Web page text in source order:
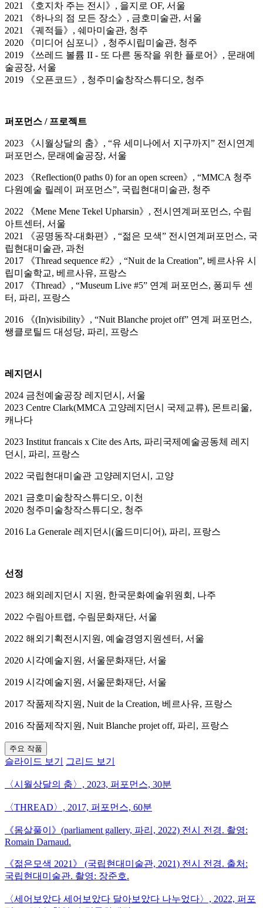
2021 《호지차 주는 전시》, 을지로 OF, 서울
2021 《하나의 점 모든 장소》, 금호미술관, 서울
2021 《궤적들》, 쉐마미술관, 청주
2020 《미디어 심포니》, 청주시립미술관, 청주
2019 《쓰레드 볼륨 II - 또 다른 동작을 위한 플로어》, 문래예
술공장, 서울
2019 《오픈코드》, 청주미술창작스튜디오, 청주
퍼포먼스 / 프로젝트
2023 《시월상달의 춤》, “유 세미나에서 지구까지” 전시연계
퍼포먼스, 문래예술공장, 서울
2023 《Reflection(0 paths 0) for an open screen》, “MMCA 청주
다원예술 릴레이 퍼포먼스”, 국립현대미술관, 청주
2022 《Mene Mene Tekel Upharsin》, 전시연계퍼포먼스, 수림
아트센터, 서울
2021 《공명동작-대화편》, “젊은 모색” 전시연계퍼포먼스, 국
립현대미술관, 과천
2017 《Thread sequence #2》, “Nuit de la Creation”, 베르사유 시
립미술학교, 베르사유, 프랑스
2017 《Thread》, “Museum Live #5” 연계 퍼포먼스, 퐁피두 센
터, 파리, 프랑스
2016 《(In)visibility》, “Nuit Blanche projet off” 연계 퍼포먼스,
쌩클로틸드 대성당, 파리, 프랑스
레지던시
2024 금천예술공장 레지던시, 서울
2023 Centre Clark(MMCA 고양레지던시 국제교류), 몬트리울,
캐나다
2023 Institut francais x Cite des Arts, 파리국제예술공동체 레지
던시, 파리, 프랑스
2022 국립현대미술관 고양레지던시, 고양
2021 금호미술창작스튜디오, 이천
2020 청주미술창작스튜디오, 청주
2016 La Generale 레지던시(올드미디어), 파리, 프랑스
선정
2023 해외레지던시 지원, 한국문화예술위원회, 나주
2022 수림아트랩, 수림문화재단, 서울
2022 해외기획전시지원, 예술경영지원센터, 서울
2020 시각예술지원, 서울문화재단, 서울
2019 시각예술지원, 서울문화재단, 서울
2017 작품제작지원, Nuit de la Creation, 베르사유, 프랑스
2016 작품제작지원, Nuit Blanche projet off, 파리, 프랑스
주요 작품
슬라이드 보기 그리드 보기
〈시월상달의 춤〉, 2023, 퍼포먼스, 30분
〈THREAD〉, 2017, 퍼포먼스, 60분
《몸살풀이》(parliament gallery, 파리, 2022) 전시 전경. 촬영:
Romain Darnaud.
《젊은모색 2021》 (국립현대미술관, 2021) 전시 전경. 출처:
국립현대미술관. 촬영: 장준호.
〈세어보았다 세어보았다 달아보았다 나누었다〉, 2022, 퍼포